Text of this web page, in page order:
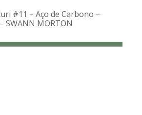
#11 – Aço de Carbono –
SWANN MORTON